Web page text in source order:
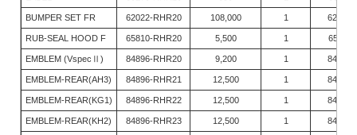
BUMPER SET FR 62022-RHR20 108,000 1 62022-
RUB-SEAL HOOD F 65810-RHR20 5,500 1 65810-
EMBLEM (VspecⅡ) 84896-RHR20 9,200 1 84896-
EMBLEM-REAR(AH3) 84896-RHR21 12,500 1 84896-
EMBLEM-REAR(KG1) 84896-RHR22 12,500 1 84896-
EMBLEM-REAR(KH2) 84896-RHR23 12,500 1 84896-